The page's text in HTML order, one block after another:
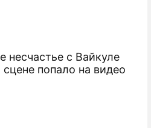
несчастье с Вайкуле
попало на видео